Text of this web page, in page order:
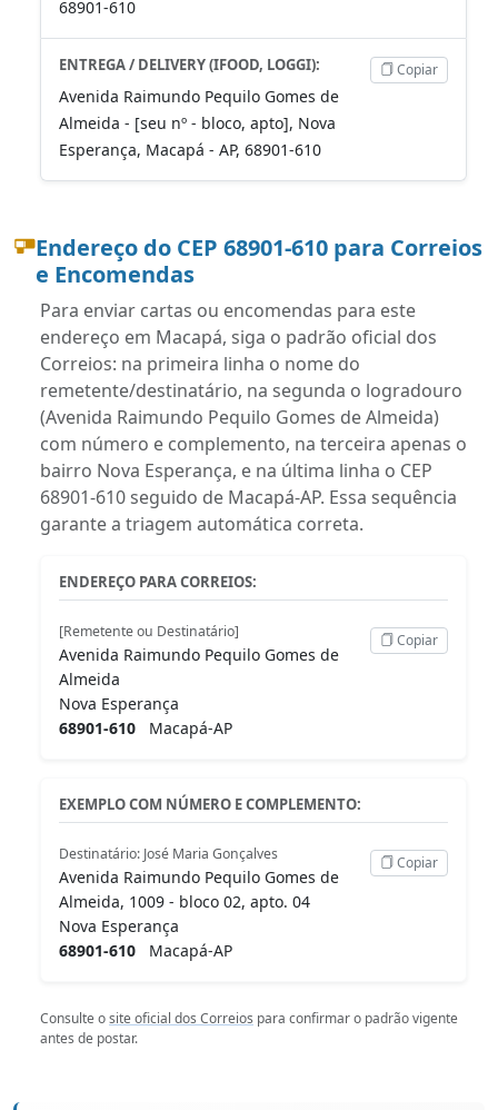
68901-610
ENTREGA / DELIVERY (IFOOD, LOGGI):
Avenida Raimundo Pequilo Gomes de
Almeida - [seu nº - bloco, apto], Nova
Esperança, Macapá - AP, 68901-610
Copiar
Endereço do CEP 68901-610 para Correios
e Encomendas
Para enviar cartas ou encomendas para este
endereço em Macapá, siga o padrão oficial dos
Correios: na primeira linha o nome do
remetente/destinatário, na segunda o logradouro
(Avenida Raimundo Pequilo Gomes de Almeida)
com número e complemento, na terceira apenas o
bairro Nova Esperança, e na última linha o CEP
68901-610 seguido de Macapá-AP. Essa sequência
garante a triagem automática correta.
ENDEREÇO PARA CORREIOS:
[Remetente ou Destinatário]
Avenida Raimundo Pequilo Gomes de
Almeida
Nova Esperança
68901-610 Macapá-AP
Copiar
EXEMPLO COM NÚMERO E COMPLEMENTO:
Destinatário: José Maria Gonçalves
Avenida Raimundo Pequilo Gomes de
Almeida, 1009 - bloco 02, apto. 04
Nova Esperança
68901-610 Macapá-AP
Copiar
Consulte osite oficial dos Correios para confirmar o padrão vigente
antes de postar.